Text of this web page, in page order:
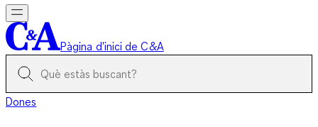
Pàgina d'inici de C&A
Dones